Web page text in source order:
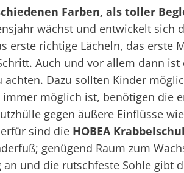
Farben, als toller
wächst und entwickelt sich
erste richtige Lächeln, das erste
Auch und vor allem dann
achten. Dazu sollten Kinder
möglich ist, benötigen die
gegen äußere Einflüsse
sind die HOBEA
genügend Raum zum
und die rutschfeste Sohle gibt